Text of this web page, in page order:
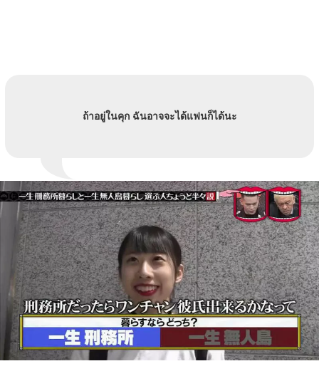
ถ้าอยู่ในคุก ฉันอาจจะได้แฟนก็ได้นะ